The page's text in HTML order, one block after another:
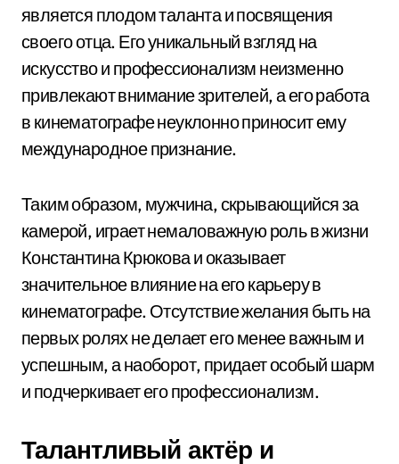
является плодом таланта и посвящения
своего отца. Его уникальный взгляд на
искусство и профессионализм неизменно
привлекают внимание зрителей, а его работа
в кинематографе неуклонно приносит ему
международное признание.
Таким образом, мужчина, скрывающийся за
камерой, играет немаловажную роль в жизни
Константина Крюкова и оказывает
значительное влияние на его карьеру в
кинематографе. Отсутствие желания быть на
первых ролях не делает его менее важным и
успешным, а наоборот, придает особый шарм
и подчеркивает его профессионализм.
Талантливый актёр и